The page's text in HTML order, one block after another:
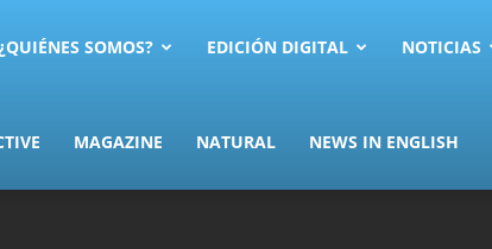
SOMOS? EDICIÓN DIGITAL NOTICIAS
MAGAZINE NATURAL NEWS IN ENGLISH